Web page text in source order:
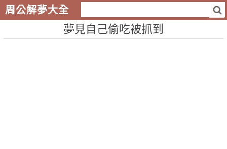
周公解夢大全
夢見自己偷吃被抓到